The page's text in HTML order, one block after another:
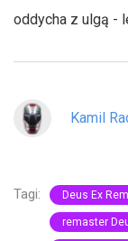
oddycha z ulgą -
Kamil
Tagi: Deus Ex
remaster